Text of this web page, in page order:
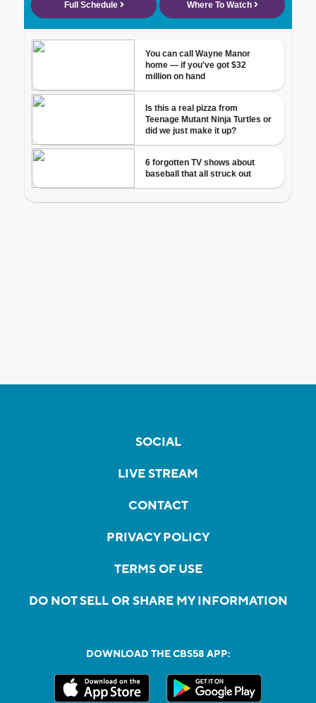
SOCIAL
LIVE STREAM
CONTACT
PRIVACY POLICY
TERMS OF USE
DO NOT SELL OR SHARE MY INFORMATION
DOWNLOAD THE CBS58 APP: